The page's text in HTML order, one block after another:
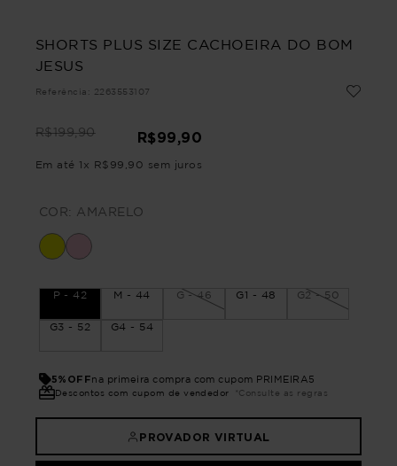
SHORTS PLUS SIZE CACHOEIRA DO BOM
JESUS
Referência : 2263553107
R$199,90 R$99,90
Em até 1 x R$ 99 90 sem juros
COR: AMARELO
P - 42 M - 44 G - 46 G1 - 48 G2 - 50
G3 - 52 G4 - 54
5%OFFna primeira compra com cupom PRIMEIRA5
Descontos com cupom de vendedor *Consulte as regras
PROVADOR VIRTUAL